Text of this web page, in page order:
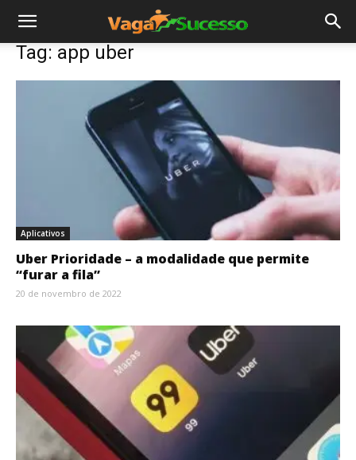
Tag: app uber
Aplicativos
Uber Prioridade – a modalidade que permite
“furar a fila”
20 de novembro de 2022